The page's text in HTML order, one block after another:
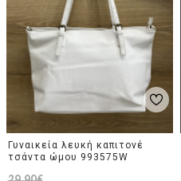
Γυναικεία λευκή καπιτονέ
τσάντα ώμου 993575W